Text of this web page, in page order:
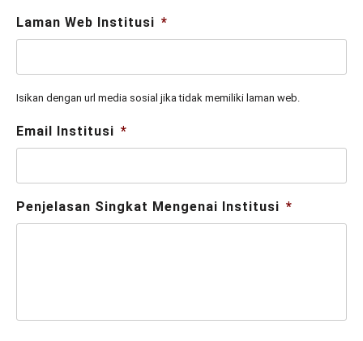
Laman Web Institusi *
Isikan dengan url media sosial jika tidak memiliki laman web.
Email Institusi *
Penjelasan Singkat Mengenai Institusi *